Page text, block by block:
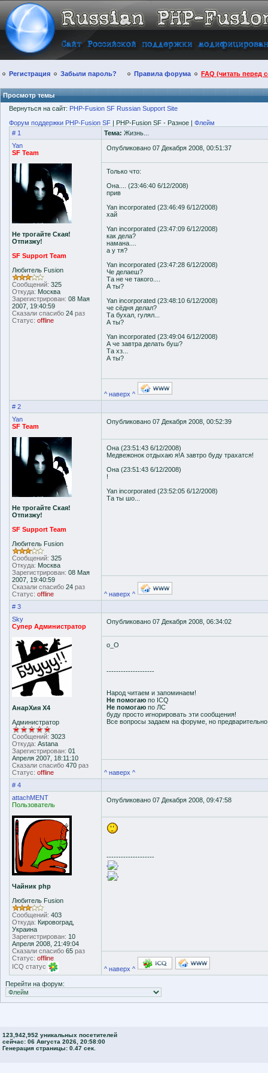
Регистрация Забыли пароль? Правила форума FAQ (читать перед
Просмотр темы
Вернуться на сайт: PHP-Fusion SF Russian Support Site
Форум поддержки PHP-Fusion SF | PHP-Fusion SF - Разное | Флейм
# 1
Тема: Жизнь...
Yan
SF Team
Не трогайте Ская!
Отпизжу!
SF Support Team
Любитель Fusion
Сообщений: 325
Откуда: Москва
Зарегистрирован: 08 Мая
2007, 19:40:59
Сказали спасибо 24 раз
Статус: offline
Опубликовано 07 Декабря 2008, 00:51:37
Только что:
Она.... (23:46:40 6/12/2008)
прив
Yan incorporated (23:46:49 6/12/2008)
хай
Yan incorporated (23:47:09 6/12/2008)
как дела?
намана....
а у тя?
Yan incorporated (23:47:28 6/12/2008)
Че делаеш?
Та не че такого....
А ты?
Yan incorporated (23:48:10 6/12/2008)
че сёдня делал?
Та бухал, гулял...
А ты?
Yan incorporated (23:49:04 6/12/2008)
А че завтра делать буш?
Та хз...
А ты?
^ наверх ^
# 2
Yan
SF Team
Не трогайте Ская!
Отпизжу!
SF Support Team
Любитель Fusion
Сообщений: 325
Откуда: Москва
Зарегистрирован: 08 Мая
2007, 19:40:59
Сказали спасибо 24 раз
Статус: offline
Опубликовано 07 Декабря 2008, 00:52:39
Она (23:51:43 6/12/2008)
Медвежонок отдыхаю я!А завтро буду трахатся!
Она (23:51:43 6/12/2008)
!
Yan incorporated (23:52:05 6/12/2008)
Та ты шо...
^ наверх ^
# 3
Sky
Супер Администратор
АнарХия Х4
Администратор
Сообщений: 3023
Откуда: Astana
Зарегистрирован: 01
Апреля 2007, 18:11:10
Сказали спасибо 470 раз
Статус: offline
Опубликовано 07 Декабря 2008, 06:34:02
о_О
--------------------
Народ читаем и запоминаем!
Не помогаю по ICQ
Не помогаю по ЛС
буду просто игнорировать эти сообщения!
Все вопросы задаем на форуме, но
^ наверх ^
# 4
attachMENT
Пользователь
Чайник php
Любитель Fusion
Сообщений: 403
Откуда: Кировоград,
Украина
Зарегистрирован: 10
Апреля 2008, 21:49:04
Сказали спасибо 65 раз
Статус: offline
ICQ статус
Опубликовано 07 Декабря 2008, 09:47:58
--------------------
'
'
'
'
^ наверх ^
Перейти на форум:
123,942,952 уникальных посетителей
сейчас: 06 Августа 2026, 20:58:00
Генерация страницы: 0.47 сек.